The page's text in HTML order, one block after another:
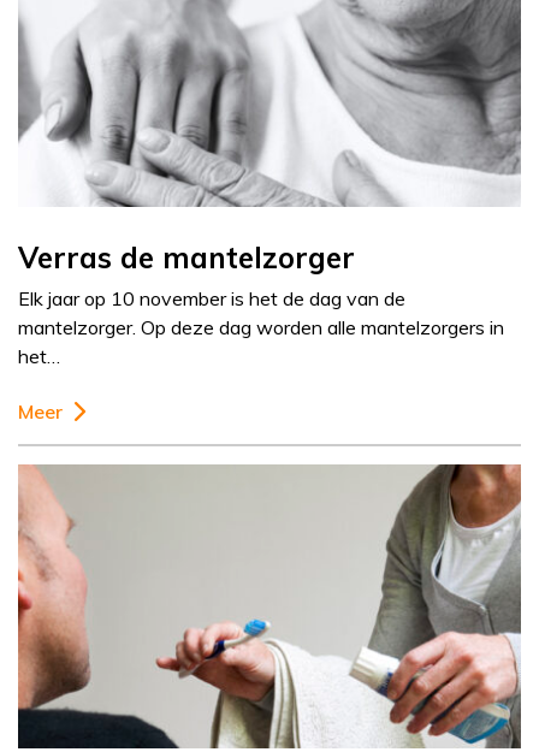
Verras de mantelzorger
Elk jaar op 10 november is het de dag van de
mantelzorger. Op deze dag worden alle mantelzorgers in
het…
Meer